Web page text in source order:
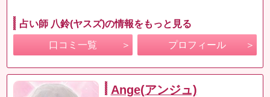
占い師 八鈴(ヤスズ)の情報をもっと見る
口コミ一覧 プロフィール
Ange(アンジュ)